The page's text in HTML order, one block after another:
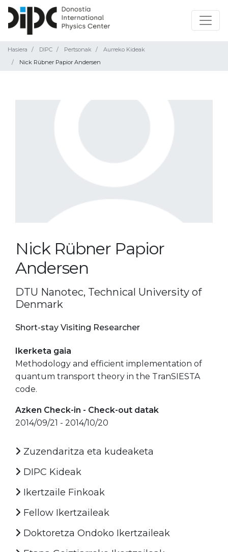
Hasiera DIPC Pertsonak
Aurreko Kideak
Nick Rübner Papior Andersen
Nick Rübner Papior
Andersen
DTU Nanotec, Technical University of
Denmark
Short-stay Visiting Researcher
Ikerketa gaia
Methodology and efficient implementation of
quantum transport theory in the TranSIESTA
code.
Azken Check-in - Check-out datak
2014/09/21 - 2014/10/20
Zuzendaritza eta kudeaketa
DIPC Kideak
Ikertzaile Finkoak
Fellow Ikertzaileak
Doktoretza Ondoko Ikertzaileak